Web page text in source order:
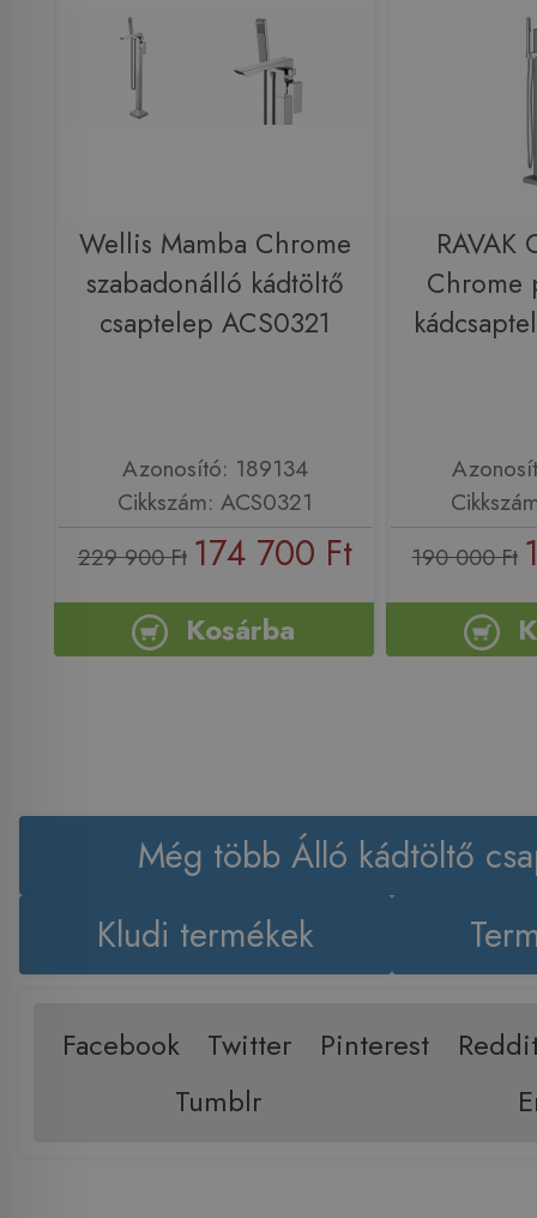
Wellis Mamba Chrome
szabadonálló kádtöltő
csaptelep ACS0321
Azonosító: 189134
Cikkszám: ACS0321
229 900 Ft 174 700 Ft
Kosárba
RAVAK
Chrome
190 000 Ft
Még több Álló kádtöltő
Kludi termékek
Facebook Twitter Pinterest
Tumblr